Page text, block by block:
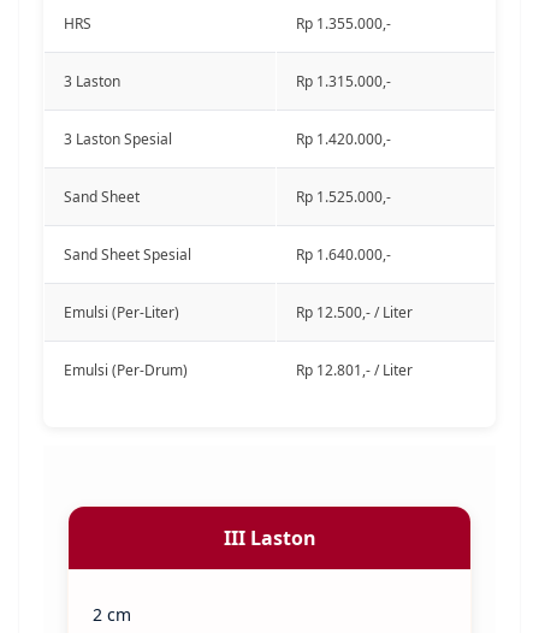
HRS Rp 1.355.000,-
3 Laston Rp 1.315.000,-
3 Laston Spesial Rp 1.420.000,-
Sand Sheet Rp 1.525.000,-
Sand Sheet Spesial Rp 1.640.000,-
Emulsi (Per-Liter) Rp 12.500,- / Liter
Emulsi (Per-Drum) Rp 12.801,- / Liter
III Laston
2 cm